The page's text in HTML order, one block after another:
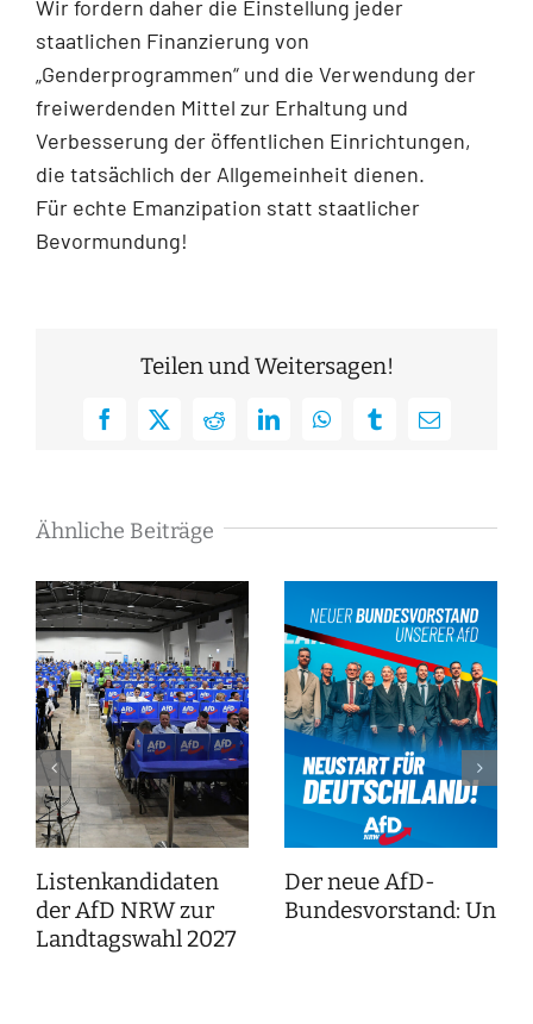
Wir fordern daher die Einstellung jeder
staatlichen Finanzierung von
„Genderprogrammen“ und die Verwendung der
freiwerdenden Mittel zur Erhaltung und
Verbesserung der öffentlichen Einrichtungen,
die tatsächlich der Allgemeinheit dienen.
Für echte Emanzipation statt staatlicher
Bevormundung!
Teilen und Weitersagen!
Facebook
X RedditLinkedInWhatsAppTumblrE-
Ähnliche Beiträge
Listenkandidaten
der AfD NRW zur
Landtagswahl 2027
Der neue AfD-
Bundesvorstand: